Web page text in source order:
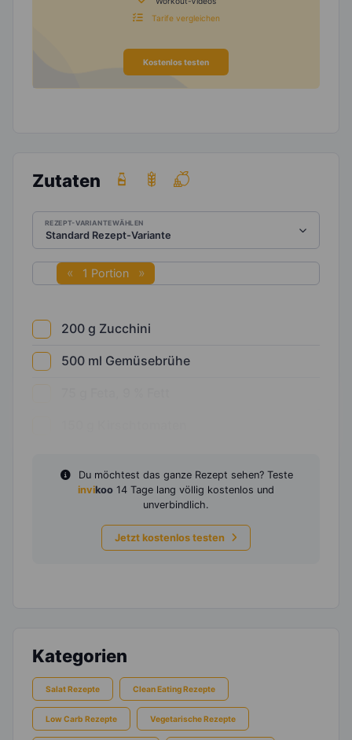
Tarife vergleichen
Kostenlos testen
Zutaten
REZEPT-VARIANTE WÄHLEN
1 Portion
200 g Zucchini
500 ml Gemüsebrühe
Du möchtest das ganze Rezept sehen? Teste
invikoo 14 Tage lang völlig kostenlos und
unverbindlich.
Jetzt kostenlos testen
Kategorien
Salat Rezepte Clean Eating Rezepte
Low Carb Rezepte Vegetarische Rezepte